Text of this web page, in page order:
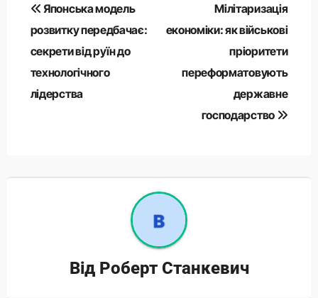
записів
Японська модель
розвитку передбачає:
секрети від руїн до
технологічного
лідерства
Мілітаризація
економіки: як військові
пріоритети
переформатовують
державне
господарство
Від Роберт Станкевич